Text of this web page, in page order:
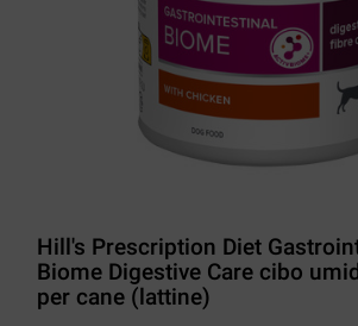
Hill's Prescription Diet
Biome Digestive Care cibo
per cane (lattine)